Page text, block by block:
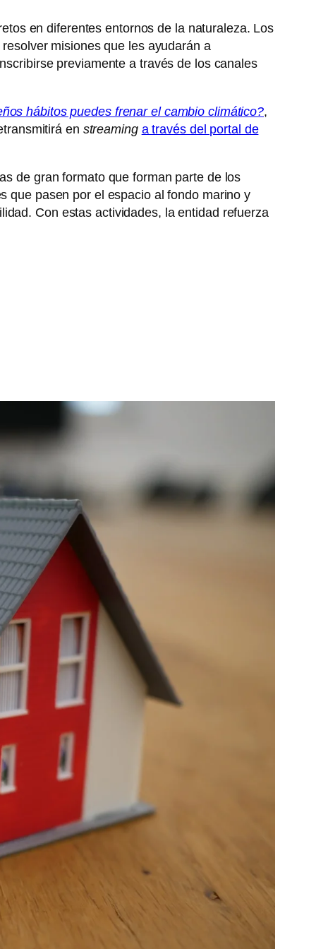
en diferentes entornos de la naturaleza. Los
misiones que les ayudarán a
previamente a través de los canales
hábitos puedes frenar el cambio climático?,
en streaming a través del portal de
de gran formato que forman parte de los
que pasen por el espacio al fondo marino y
Con estas actividades, la entidad refuerza